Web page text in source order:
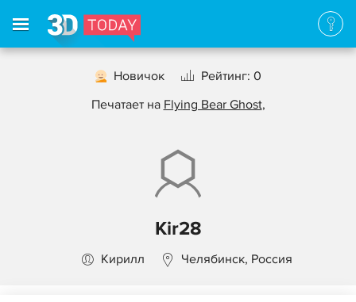
Новичок
Рейтинг: 0
Печатает на Flying Bear Ghost,
Kir28
Кирилл Челябинск, Россия